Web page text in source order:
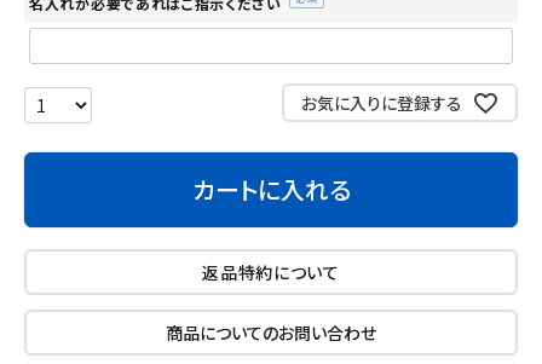
お気に入りに登録する
カートに入れる
返品特約について
商品についてのお問い合わせ